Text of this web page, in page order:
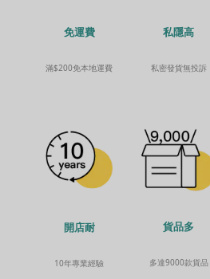
免運費
滿$200免本地運費
私隱高
私密發貨無投訴
開店耐
10年專業經驗
貨品多
多達9000款貨品